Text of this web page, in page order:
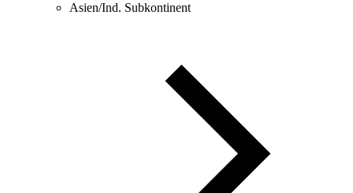
Asien/Ind. Subkontinent